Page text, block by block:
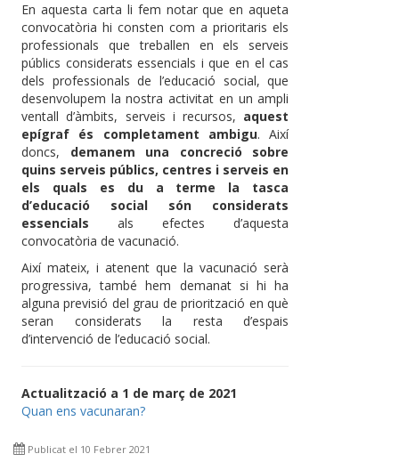
En aquesta carta li fem notar que en aqueta
convocatòria hi consten com a prioritaris els
professionals que treballen en els serveis
públics considerats essencials i que en el cas
dels professionals de l’educació social, que
desenvolupem la nostra activitat en un ampli
ventall d’àmbits, serveis i recursos, aquest
epígraf és completament ambigu. Així
doncs, demanem una concreció sobre
quins serveis públics, centres i serveis en
els quals es du a terme la tasca
d’educació social són considerats
essencials als efectes d’aquesta
convocatòria de vacunació.
Així mateix, i atenent que la vacunació serà
progressiva, també hem demanat si hi ha
alguna previsió del grau de priorització en què
seran considerats la resta d’espais
d’intervenció de l’educació social.
Actualització a 1 de març de 2021
Quan ens vacunaran?
Publicat el 10 Febrer 2021